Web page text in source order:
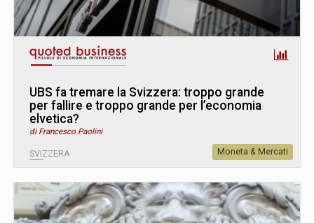
UBS fa tremare la Svizzera: troppo grande
per fallire e troppo grande per l’economia
elvetica?
di Francesco Paolini
SVIZZERA Moneta & Mercati